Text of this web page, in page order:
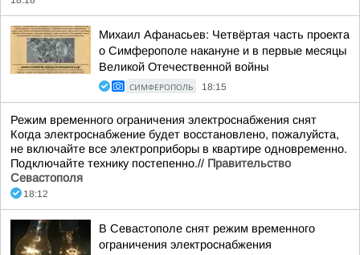
Михаил Афанасьев: Четвёртая часть проекта
о Симферополе накануне и в первые месяцы
Великой Отечественной войны
СИМФЕРОПОЛЬ 18:15
Режим временного ограничения электроснабжения снят
Когда электроснабжение будет восстановлено, пожалуйста,
не включайте все электроприборы в квартире одновременно.
Подключайте технику постепенно.// Правительство
Севастополя
18:12
В Севастополе снят режим временного
ограничения электроснабжения